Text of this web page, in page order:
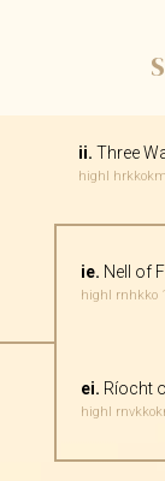
ii. Three
highl
ie. Nell of
highl rnhkko
ei. Ríocht
highl